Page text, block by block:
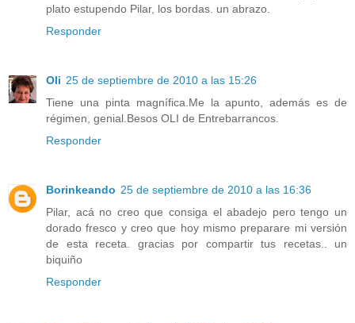
plato estupendo Pilar, los bordas. un abrazo.
Responder
Oli 25 de septiembre de 2010 a las 15:26
Tiene una pinta magnífica.Me la apunto, además es de
régimen, genial.Besos OLI de Entrebarrancos.
Responder
Borinkeando 25 de septiembre de 2010 a las 16:36
Pilar, acá no creo que consiga el abadejo pero tengo un
dorado fresco y creo que hoy mismo preparare mi versión
de esta receta. gracias por compartir tus recetas.. un
biquiño
Responder